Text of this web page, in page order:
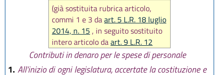
(già sostituita rubrica articolo,
commi 1 e 3 daart. 5 L.R. 18 luglio
2014, n. 15 , in seguito sostituito
intero articolo daart. 9 L.R. 12
marzo 2015, n. 1)
Contributi in denaro per le spese di personale
1. All'inizio di ogni legislatura, accertate la costituzione e